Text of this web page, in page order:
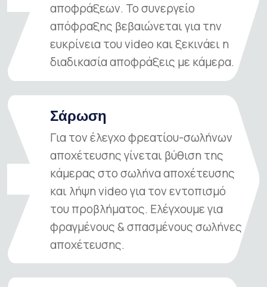
αποφράξεων. To συνεργείο
απόφραξης βεβαιώνεται για την
ευκρίνεια του video και ξεκινάει η
διαδικασία αποφράξεις με κάμερα.
Σάρωση
Για τον έλεγχο φρεατίου-σωλήνων
αποχέτευσης γίνεται βύθιση της
κάμερας στο σωλήνα αποχέτευσης
και λήψη video για τον εντοπισμό
του προβλήματος. Ελέγχουμε για
φραγμένους & σπασμένους σωλήνες
αποχέτευσης.